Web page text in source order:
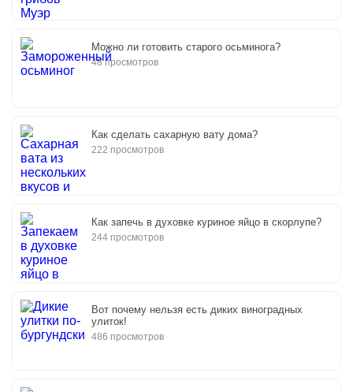
Можно ли готовить старого осьминога?
48 просмотров
Как сделать сахарную вату дома?
222 просмотров
Как запечь в духовке куриное яйцо в скорлупе?
244 просмотров
Вот почему нельзя есть диких виноградных
улиток!
486 просмотров